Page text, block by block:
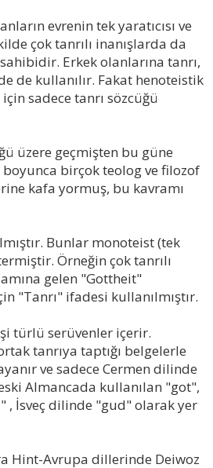
evrenin tek yaratıcısı ve
çok tanrılı inanışlarda da
Erkek olanlarına tanrı,
de kullanılır. Fakat henoteistik
sadece tanrı sözcüğü
üzere geçmişten bu güne
boyunca birçok teolog ve filozof
kafa yormuş, bu kavramı
Bunlar monoteist (tek
Örneğin çok tanrılı
gelen "Gottheit"
"Tanrı" ifadesi kullanılmıştır.
türlü serüvenler içerir.
tanrıya taptığı belgelerle
ve sadece Cermen dilinde
Almancada kullanılan "got",
İsveç dilinde "gud" olarak yer
Hint-Avrupa dillerinde Deiwoz